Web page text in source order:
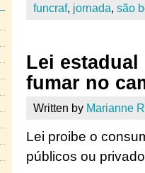
funcraf, jornada, são
Lei
fumar no
Written by Marianne
Lei proibe o
públicos ou